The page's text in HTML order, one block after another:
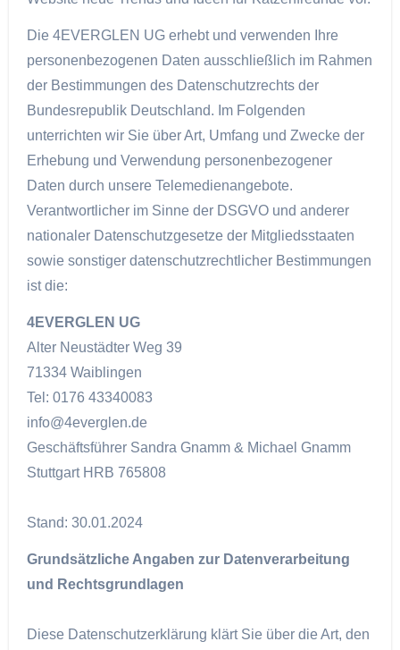
Die 4EVERGLEN UG erhebt und verwenden Ihre
personenbezogenen Daten ausschließlich im Rahmen
der Bestimmungen des Datenschutzrechts der
Bundesrepublik Deutschland. Im Folgenden
unterrichten wir Sie über Art, Umfang und Zwecke der
Erhebung und Verwendung personenbezogener
Daten durch unsere Telemedienangebote.
Verantwortlicher im Sinne der DSGVO und anderer
nationaler Datenschutzgesetze der Mitgliedsstaaten
sowie sonstiger datenschutzrechtlicher Bestimmungen
ist die:
4EVERGLEN UG
Alter Neustädter Weg 39
71334 Waiblingen
Tel: 0176 43340083
info@4everglen.de
Geschäftsführer Sandra Gnamm & Michael Gnamm
Stuttgart HRB 765808
Stand: 30.01.2024
Grundsätzliche Angaben zur Datenverarbeitung
und Rechtsgrundlagen
Diese Datenschutzerklärung klärt Sie über die Art, den